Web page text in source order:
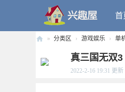
首
趣
» 分类区 › 游戏娱乐 › 单
真三国无双
2022-2-16 19:31 更新